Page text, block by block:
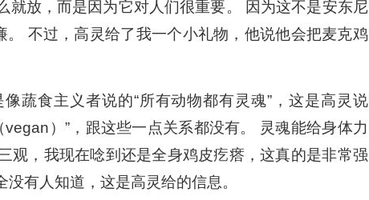
就放，而是因为它对人们很重要。 因为这不是安东尼
。 不过，高灵给了我一个小礼物，他说他会把麦克鸡
蔬食主义者说的“所有动物都有灵魂”，这是高灵说
vegan）”，跟这些一点关系都没有。 灵魂能给身体力
观，我现在唸到还是全身鸡皮疙瘩，这真的是非常强
有人知道，这是高灵给的信息。